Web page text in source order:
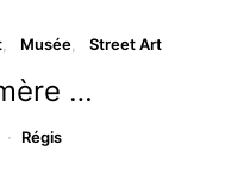
Musée Street Art
…
Régis